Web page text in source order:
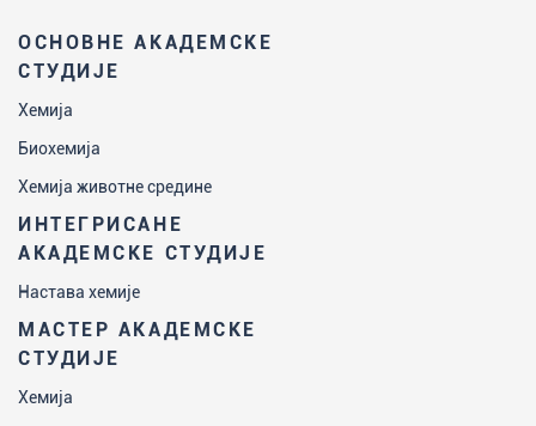
ОСНОВНЕ АКАДЕМСКЕ
СТУДИЈЕ
Хемија
Биохемија
Хемија животне средине
ИНТЕГРИСАНЕ
АКАДЕМСКЕ СТУДИЈЕ
Настава хемије
МАСТЕР АКАДЕМСКЕ
СТУДИЈЕ
Хемија